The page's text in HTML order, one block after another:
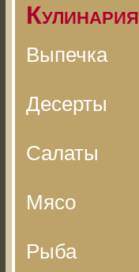
Кулинария
Выпечка
Десерты
Салаты
Мясо
Рыба